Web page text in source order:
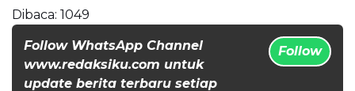
Dibaca: 1049
Follow WhatsApp Channel
www.redaksiku.com untuk
update berita terbaru setiap
Follow